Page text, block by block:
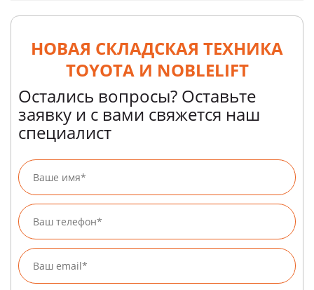
НОВАЯ СКЛАДСКАЯ ТЕХНИКА
TOYOTA И NOBLELIFT
Остались вопросы? Оставьте
заявку и с вами свяжется наш
специалист